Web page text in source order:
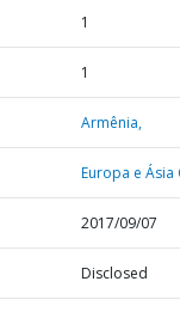
1
1
Armênia,
Europa e Ásia
2017/09/07
Disclosed